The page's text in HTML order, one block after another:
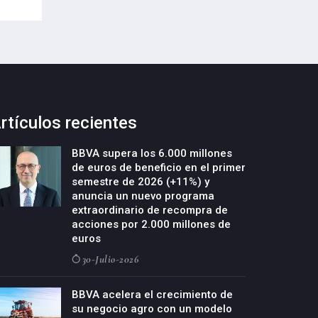
recientes
BBVA supera los 6.000 millones
de euros de beneficio en el primer
semestre de 2026 (+11%) y
anuncia un nuevo programa
extraordinario de recompra de
acciones por 2.000 millones de
euros
30-Julio-2026
BBVA acelera el crecimiento de
su negocio agro con un modelo